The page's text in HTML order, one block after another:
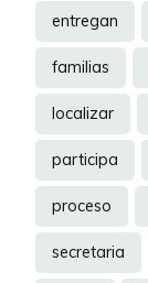
entregan
familias
localizar
participa
proceso
secretaria